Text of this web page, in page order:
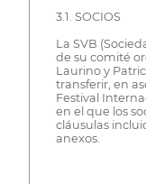
3.1. SOCIOS
La SVB
de su comité
Laurino y
transferir, en
Festival
en el que los
cláusulas
anexos.